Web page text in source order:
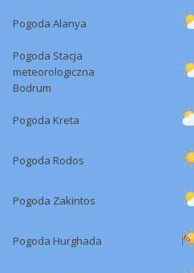
Pogoda Alanya
Pogoda Stacja
meteorologiczna
Bodrum
Pogoda Kreta
Pogoda Rodos
Pogoda Zakintos
Pogoda Hurghada